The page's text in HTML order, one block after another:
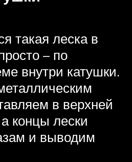
такая леска в
– по
внутри катушки.
в верхней
концы лески
и выводим